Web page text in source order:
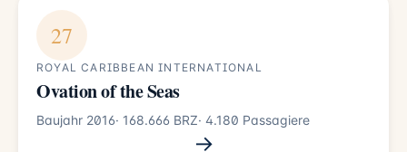
27
ROYAL CARIBBEAN INTERNATIONAL
Ovation of the Seas
Baujahr 2016· 168.666 BRZ· 4.180 Passagiere
→